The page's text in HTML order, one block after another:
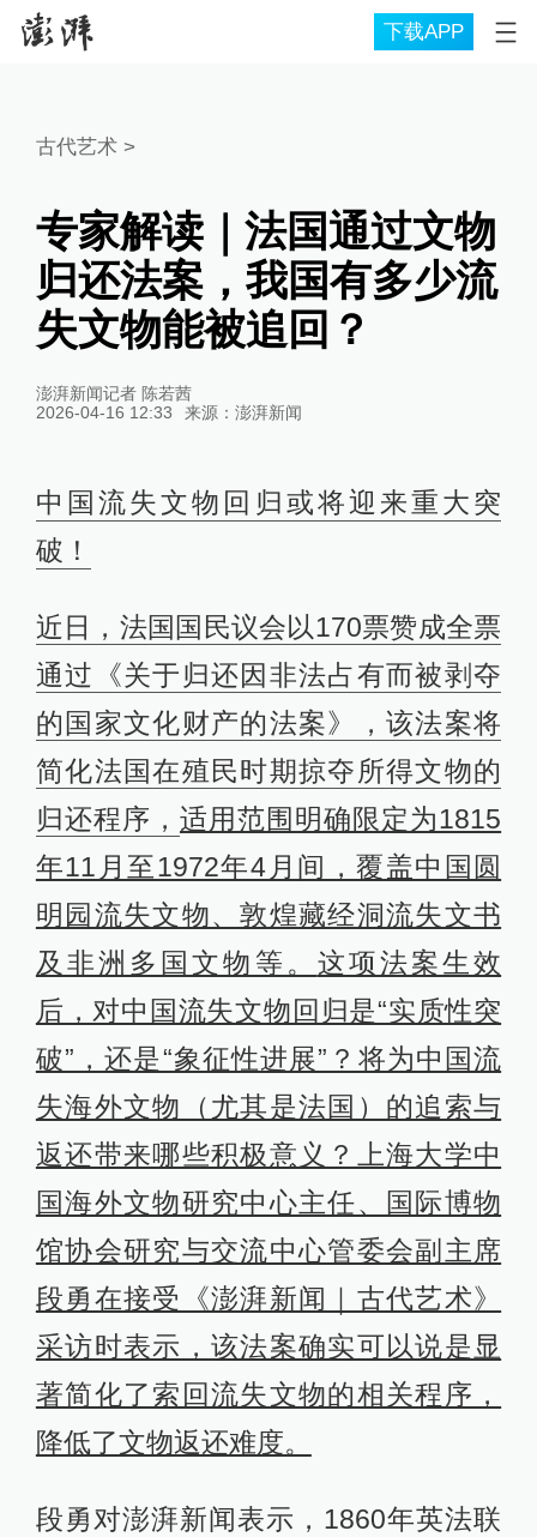
下载APP
古代艺术>
专家解读｜法国通过文物
归还法案，我国有多少流
失文物能被追回？
澎湃新闻记者 陈若茜
2026-04-16 12:33
来源： 澎湃新闻
中国流失文物回归或将迎来重大突
破！
近日，法国国民议会以170票赞成全票
通过《关于归还因非法占有而被剥夺
的国家文化财产的法案》，该法案将
简化法国在殖民时期掠夺所得文物的
归还程序， 适用范围明确限定为1815
年11月至1972年4月间，覆盖中国圆
明园流失文物、敦煌藏经洞流失文书
及非洲多国文物等。 这项法案生效
后，对中国流失文物回归是“实质性突
破”，还是“象征性进展”？将为中国流
失海外文物（尤其是法国）的追索与
返还带来哪些积极意义？上海大学中
国海外文物研究中心主任、国际博物
馆协会研究与交流中心管委会副主席
段勇在接受《澎湃新闻｜古代艺术》
采访时表示，该法案确实可以说是显
著简化了索回流失文物的相关程序，
降低了文物返还难度。
段勇对澎湃新闻表示，1860年英法联